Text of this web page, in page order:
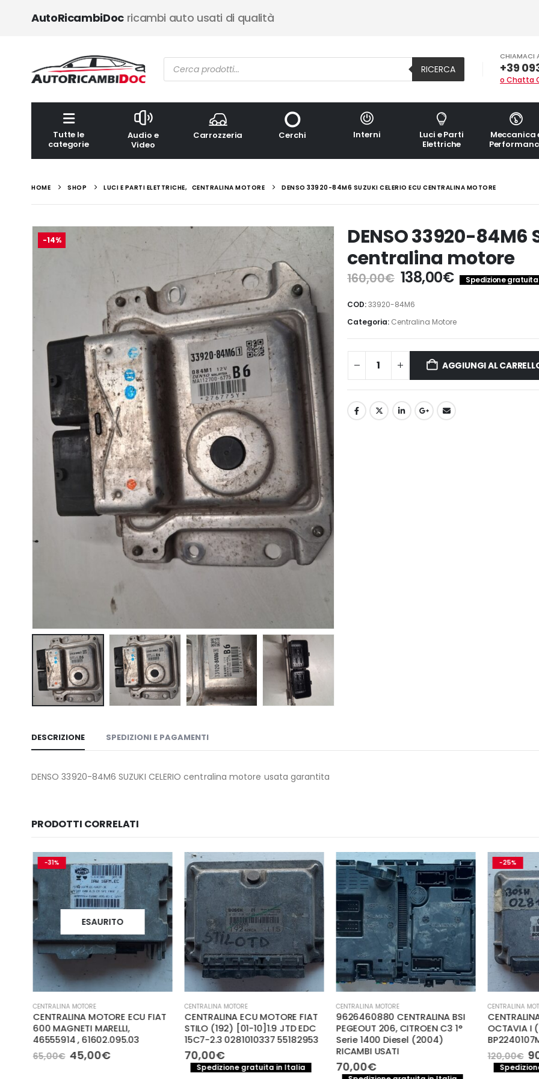
AutoRicambiDocricambi auto usati di qualità
Ricerca
prodotti RICERCA
CHIAMACI
+39
o Chatta
Tutte le
categorie
Audio e
Video
Carrozzeria Cerchi Interni
Luci e Parti
Elettriche
Meccanica
HOME SHOP LUCI E PARTI ELETTRICHE, CENTRALINA MOTORE DENSO 33920-84M6 SUZUKI CELERIO ECU CENTRALINA MOTORE
-14%
DENSO 33920-84M6
centralina motore
160,00€ Il
prezzo
originale
era:
160,00€.
138,00€Il
prezzo
è:
138,00€.
Spedizione
COD:33920-84M6
Categoria: Centralina Motore
AGGIUNGI AL
DESCRIZIONE SPEDIZIONI E PAGAMENTI
DENSO 33920-84M6 SUZUKI CELERIO centralina motore usata garantita
PRODOTTI CORRELATI
-31%
ESAURITO
CENTRALINA MOTORE
CENTRALINA MOTORE ECU FIAT
600 MAGNETI MARELLI,
46555914 , 61602.095.03
65,00€ Il
prezzo
45,00€Il
CENTRALINA MOTORE
CENTRALINA ECU MOTORE FIAT
STILO (192) [01-10]1.9 JTD EDC
15C7-2.3 0281010337 55182953
70,00€
Spedizione gratuita in Italia
CENTRALINA MOTORE
9626460880 CENTRALINA BSI
PEGEOUT 206, CITROEN C3 1°
Serie 1400 Diesel (2004)
RICAMBI USATI
70,00€
-25%
CENTRALINA
OCTAVIA I
120,00€ Il